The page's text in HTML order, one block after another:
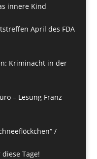
innere Kind
April des FDA
Kriminacht in der
– Lesung Franz
/
Tage!